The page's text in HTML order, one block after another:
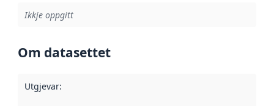
Ikkje oppgitt
Om datasettet
Utgjevar: